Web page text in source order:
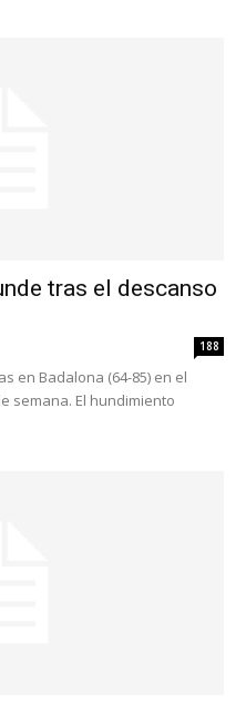
tras el descanso
188
en Badalona (64-85) en el
semana. El hundimiento